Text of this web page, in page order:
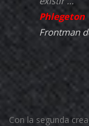
Phlegeton
Frontman
Con la segunda